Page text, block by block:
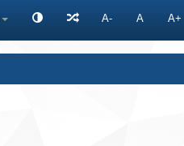
A- A A+